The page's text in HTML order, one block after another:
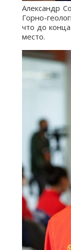
Александр
Горно-
что до
место.